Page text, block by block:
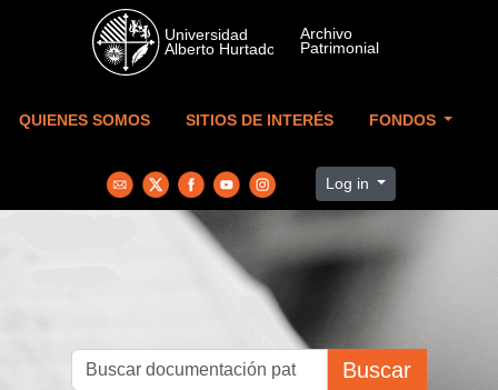
Skip to main content
QUIENES SOMOS SITIOS DE INTERÉS FONDOS
Log in
Buscar